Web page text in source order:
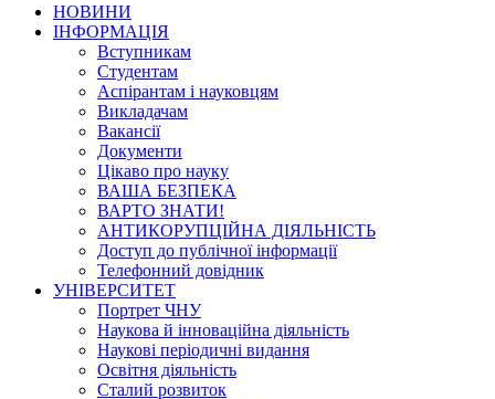
НОВИНИ
ІНФОРМАЦІЯ
Вступникам
Студентам
Аспірантам і науковцям
Викладачам
Вакансії
Документи
Цікаво про науку
ВАША БЕЗПЕКА
ВАРТО ЗНАТИ!
АНТИКОРУПЦІЙНА ДІЯЛЬНІСТЬ
Доступ до публічної інформації
Телефонний довідник
УНІВЕРСИТЕТ
Портрет ЧНУ
Наукова й інноваційна діяльність
Наукові періодичні видання
Освітня діяльність
Сталий розвиток